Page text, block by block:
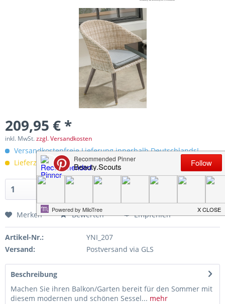
209,95 € *
inkl. MwSt.zzgl. Versandkosten
Versandkostenfreie Lieferung innerhalb Deutschlands!
Lieferzeit 6 Werktage
Merken Bewerten Empfehlen
Artikel-Nr.:
YNI_207
Versand:
Postversand via GLS
Beschreibung
Machen Sie ihren Balkon/Garten bereit für den Sommer mit
diesem modernen und schönen Sessel... mehr